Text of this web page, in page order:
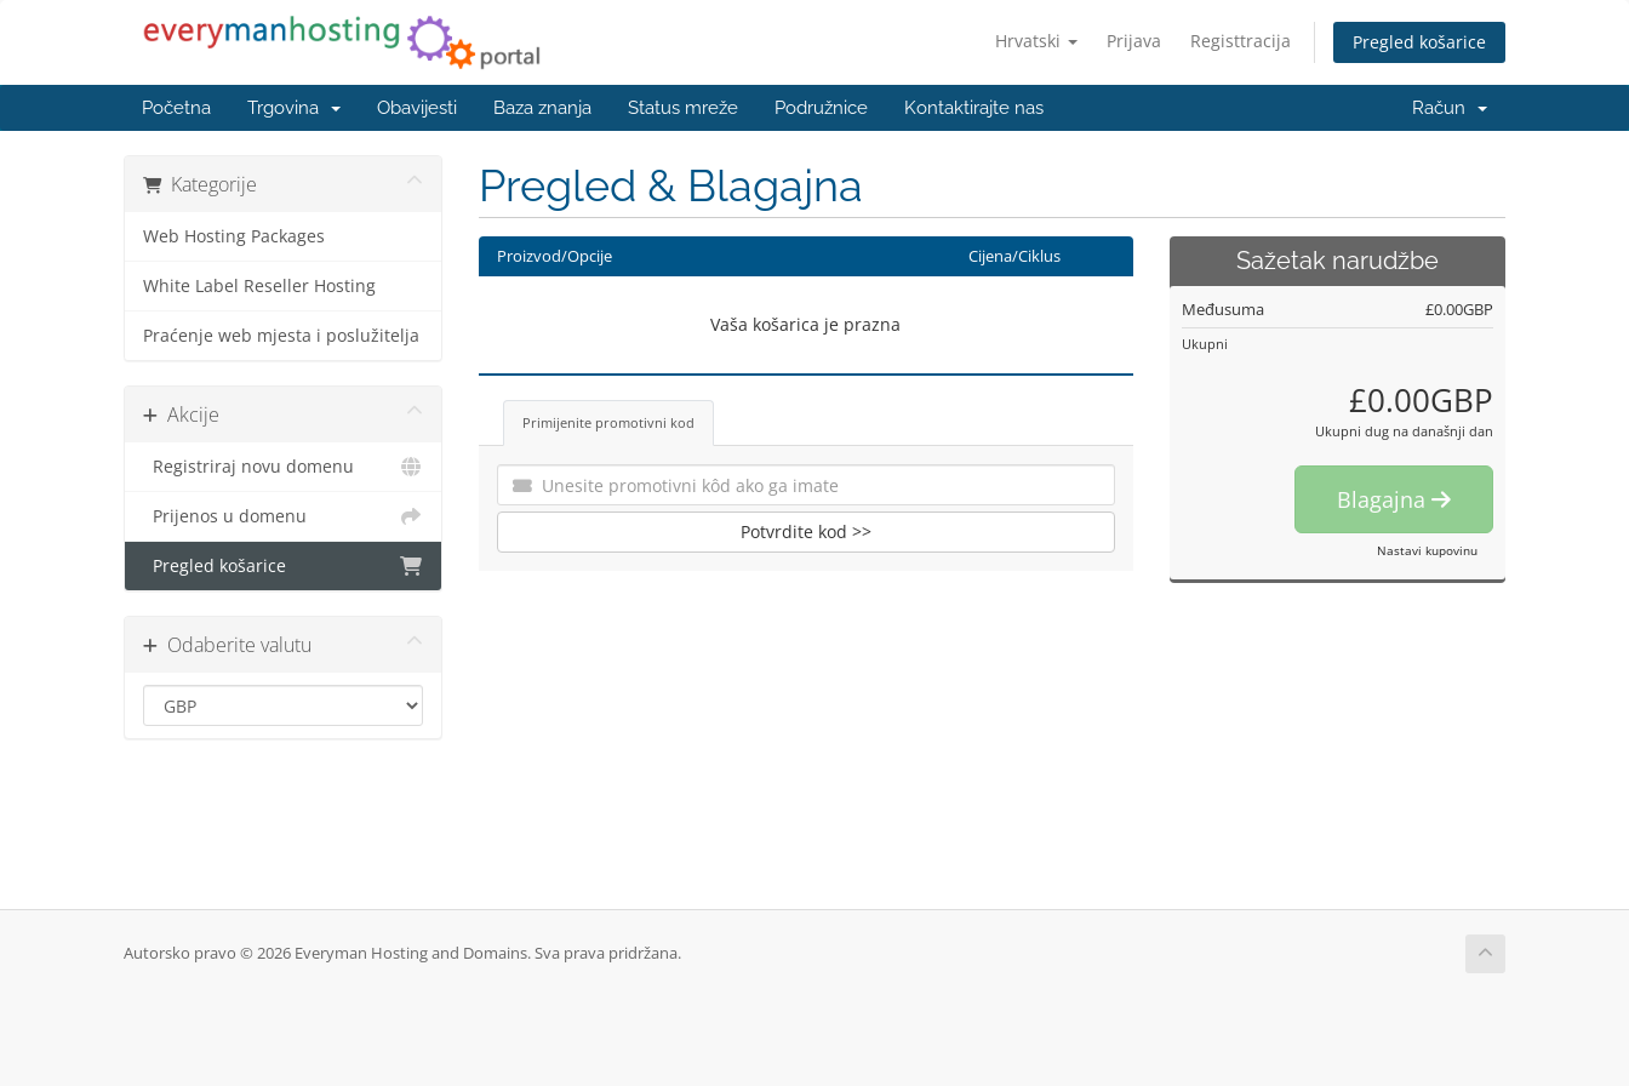
Hrvatski Prijava Registtracija Pregled košarice
Početna Trgovina Obavijesti Baza znanja Status mreže Podružnice Kontaktirajte nas Račun
Kategorije
Web Hosting Packages
White Label Reseller Hosting
Praćenje web mjesta i poslužitelja
Akcije
Registriraj novu domenu
Prijenos u domenu
Pregled košarice
Odaberite valutu
Pregled & Blagajna
Proizvod/Opcije Cijena/Ciklus
Vaša košarica je prazna
Primijenite promotivni kod
Potvrdite kod >>
Sažetak narudžbe
Međusuma £0.00GBP
Ukupni
£0.00GBP
Ukupni dug na današnji dan
Blagajna
Nastavi kupovinu
Autorsko pravo © 2026 Everyman Hosting and Domains. Sva prava pridržana.